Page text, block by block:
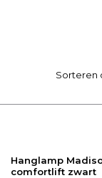
Sorteren
Hanglamp
comfortlift zwart